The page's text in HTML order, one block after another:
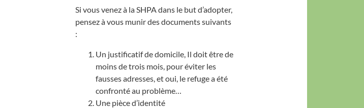
Si vous venez à la SHPA dans le but d’adopter,
pensez à vous munir des documents suivants
:
Un justificatif de domicile, Il doit être de
moins de trois mois, pour éviter les
fausses adresses, et oui, le refuge a été
confronté au problème…
Une pièce d’identité